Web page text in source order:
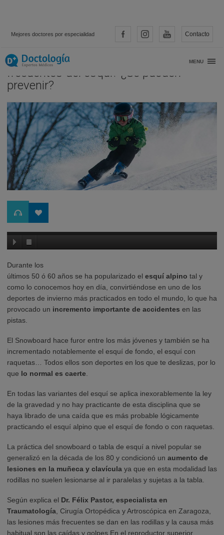
Mejores doctores por especialidad Contacto
MENU
¿Cuales son las lesiones más
frecuentes del esquí? ¿Se pueden
prevenir?
Durante los
últimos 50 ó 60 años se ha popularizado el esquí alpino tal y
como lo conocemos hoy en día, convirtiéndose en uno de los
deportes de invierno más practicados en todo el mundo, lo que ha
provocado un incremento importante de accidentes en las
pistas.
El Snowboard hace furor entre los más jóvenes y también se ha
incrementado notablemente el esquí de fondo, el esquí con
raquetas… Todos ellos son deportes en los que te deslizas, por lo
que lo normal es caerte
En todas las variantes del esquí se aplica inexorablemente la ley
de la gravedad y no hay practicante de esta disciplina que se
haya librado de una caída que es más probable lógicamente
practicando el esquí alpino que el esquí de fondo o con raquetas.
La práctica del snowboard o tabla de esquí a nivel popular se
generalizó en la década de los 80 y condicionó un aumento de
lesiones en la muñeca y clavícula ya que en esta modalidad las
rodillas no suelen lesionarse al ir paralelas y sujetas a la tabla.
Según explica el Dr. Félix Pastor, especialista en
Traumatología , Cirugía Ortopédica y Artroscópica en Zaragoza,
las lesiones más frecuentes se dan en las rodillas y la causa más
habitual son las caídas y golpes.En el reproductor superior